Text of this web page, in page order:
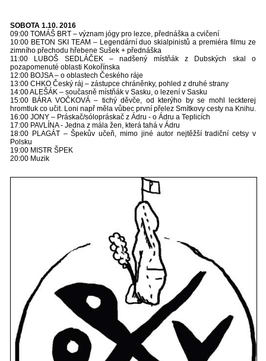
SOBOTA 1.10. 2016
09:00 TOMÁŠ BRT – význam jógy pro lezce, přednáška a cvičení
10:00 BETON SKI TEAM – Legendární duo skialpinistů a premiéra filmu ze
zimního přechodu hřebene Sušek + přednáška
11:00 LUBOŠ SEDLÁČEK – nadšený místňák z Dubských skal o
pozapomenuté oblasti Kokořínska
12:00 BOJSA – o oblastech Českého ráje
13:00 CHKO Český ráj – zástupce chráněnky, pohled z druhé strany
14:00 ALEŠÁK – současně místňák v Sasku, o lezení v Sasku
15:00 BÁRA VOČKOVÁ – tichý děvče, od kterýho by se mohl leckterej
hromtluk co učit. Loni např měla vůbec první přelez Smítkovy cesty na Knihu.
16:00 JONY – Práskač/sólopráskač z Ádru - o Ádru a Teplicích
17:00 PAVLÍNA - Jedna z mála žen, která tahá v Ádru
18:00 PLAGÁT – Špekův učeň, mimo jiné autor nejtěžší tradiční cetsy v
Polsku
19:00 MISTR ŠPEK
20:00 Muzik